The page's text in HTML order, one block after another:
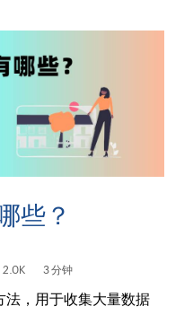
些？
2.0K 3 分钟
法，用于收集大量数据